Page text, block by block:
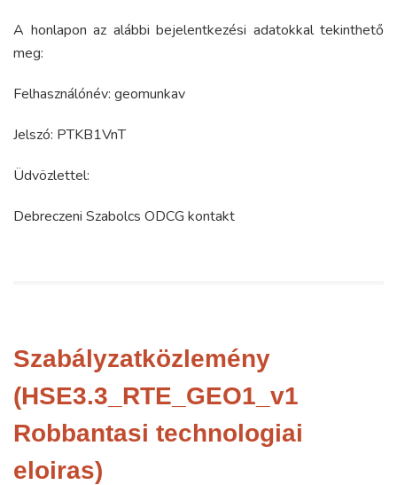
A honlapon az alábbi bejelentkezési adatokkal tekinthető
meg:
Felhasználónév: geomunkav
Jelszó: PTKB1VnT
Üdvözlettel:
Debreczeni Szabolcs ODCG kontakt
Szabályzatközlemény
(HSE3.3_RTE_GEO1_v1
Robbantasi technologiai
eloiras)